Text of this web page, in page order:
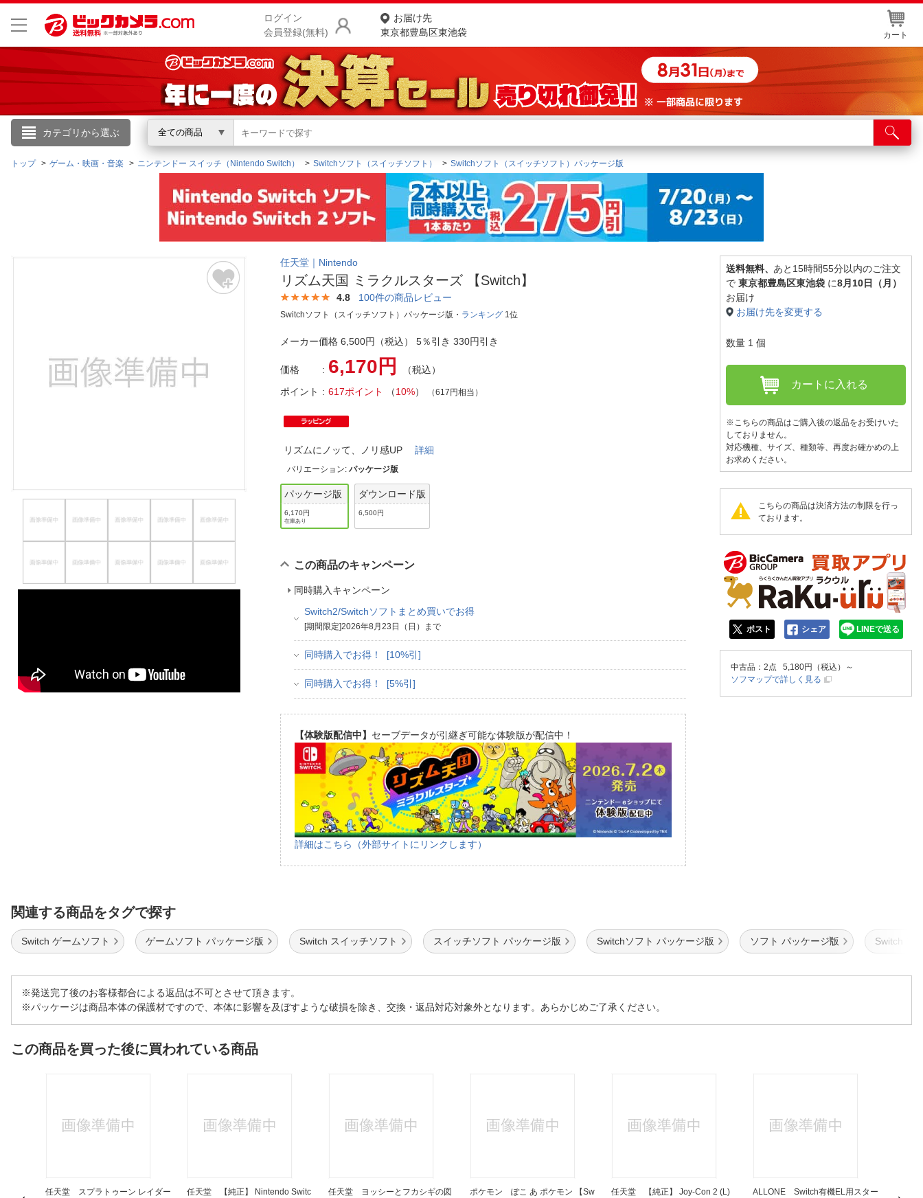
ログイン
会員登録(無料)
お届け先
東京都豊島区東池袋
カート
カテゴリから選ぶ 全ての商品
こんにちは
ログイン
新規会員登録
会員メニュー
商品をさがす
ランキングからさがす
カテゴリ一覧からさがす
ご利用ガイド
よくある質問・お問合せ
ご利用規約
店舗サービス
ネット取り置き
店舗情報・店舗一覧
お取り寄せ品入荷状況照会
トップ ゲーム・映画・音楽 ニンテンドー スイッチ（Nintendo Switch） Switchソフト（スイッチソフト） Switchソフト（スイッチソフト）パッケージ版
任天堂｜Nintendo
リズム天国 ミラクルスターズ 【Switch】
4.8 100件の商品レビュー
Switchソフト（スイッチソフト）パッケージ版・ ランキング 1位
メーカー価格 6,500円（税込） 5％引き 330円引き
価格 6,170円
（税込）
ポイント
617ポイント （10%） （617円相当）
リズムにノッて、ノリ感UP詳細
バリエーション:パッケージ版
パッケージ版
6,170円
在庫あり
ダウンロード版
6,500円
この商品のキャンペーン
同時購入キャンペーン
Switch2/Switchソフトまとめ買いでお得
[期間限定]2026年8月23日（日）まで
同時購入でお得！ [10%引]
同時購入でお得！ [5%引]
【体験版配信中】 セーブデータが引継ぎ可能な体験版が配信中！
詳細はこちら（外部サイトにリンクします）
送料無料、 あと15時間55分以内のご注文
で 東京都豊島区東池袋 に8月10日（月）
お届け
お届け先を変更する
数量 1 個
カートに入れる
※こちらの商品はご購入後の返品をお受けいた
しておりません。
対応機種、サイズ、種類等、再度お確かめの上
お求めください。
こちらの商品は決済方法の制限を行っ
ております。
ポスト シェア LINEで送る
中古品 ：2点 5,180円（税込）～
ソフマップで詳しく見る
関連する商品をタグで探す
Switch ゲームソフト ゲームソフト パッケージ版 Switch スイッチソフト スイッチソフト パッケージ版 Switchソフト パッケージ版 ソフト パッケージ版 Switch ソ
※発送完了後のお客様都合による返品は不可とさせて頂きます。
※パッケージは商品本体の保護材ですので、本体に影響を及ぼすような破損を除き、交換・返品対応対象外となります。あらかじめご了承ください。
この商品を買った後に買われている商品
任天堂 スプラトゥーン レイダー
任天堂 【純正】 Nintendo Switc
任天堂 ヨッシーとフカシギの図
ポケモン ぽこ あ ポケモン 【Sw
任天堂 【純正】 Joy-Con 2 (L)
ALLONE Switch有機EL用スター